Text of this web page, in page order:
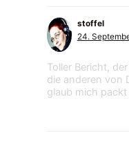
stoffel
24.
Toller Bericht,
die anderen von
glaub mich packt